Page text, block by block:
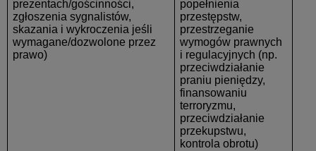
prezentach/gościnności,
zgłoszenia sygnalistów,
skazania i wykroczenia jeśli
wymagane/dozwolone przez
prawo)
popełnienia
przestępstw,
przestrzeganie
wymogów prawnych
i regulacyjnych (np.
przeciwdziałanie
praniu pieniędzy,
finansowaniu
terroryzmu,
przeciwdziałanie
przekupstwu,
kontrola obrotu)